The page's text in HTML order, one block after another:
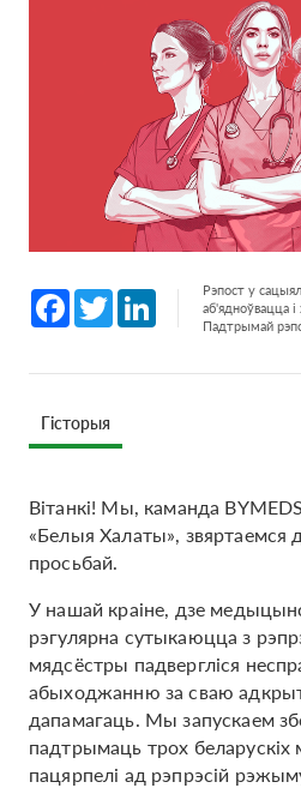
Facebook
Twitter LinkedInРэпост у
аб'ядноўвацца
Падтрымай
Гісторыя
Вітанкі! Мы, каманда
«Белыя Халаты», звяртаемся
просьбай.
У нашай краіне, дзе
рэгулярна сутыкаюцца з
мядсёстры падвергліся
абыходжанню за сваю
дапамагаць. Мы запускаем
падтрымаць трох беларускіх
пацярпелі ад рэпрэсій